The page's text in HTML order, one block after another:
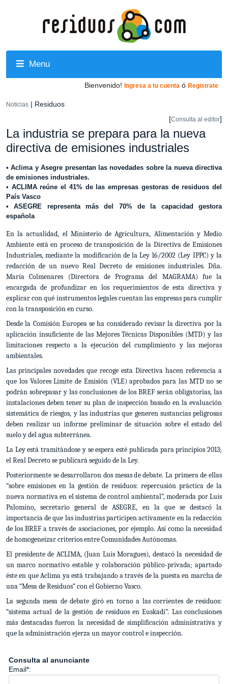
Menu
Bienvenido! Ingresa a tu cuenta ó Registrate
Noticias | Residuos
[Consulta al editor]
La industria se prepara para la nueva
directiva de emisiones industriales
• Aclima y Asegre presentan las novedades sobre la nueva directiva
de emisiones industriales.
• ACLIMA reúne el 41% de las empresas gestoras de residuos del
País Vasco
• ASEGRE representa más del 70% de la capacidad gestora
española
En la actualidad, el Ministerio de Agricultura, Alimentación y Medio
Ambiente está en proceso de transposición de la Directiva de Emisiones
Industriales, mediante la modificación de la Ley 16/2002 (Ley IPPC) y la
redacción de un nuevo Real Decreto de emisiones industriales. Dña.
María Colmenares (Directora de Programa del MAGRAMA) fue la
encargada de profundizar en los requerimientos de esta directiva y
explicar con qué instrumentos legales cuentan las empresas para cumplir
con la transposición en curso.
Desde la Comisión Europea se ha considerado revisar la directiva por la
aplicación insuficiente de las Mejores Técnicas Disponibles (MTD) y las
limitaciones respecto a la ejecución del cumplimiento y las mejoras
ambientales.
Las principales novedades que recoge esta Directiva hacen referencia a
que los Valores Límite de Emisión (VLE) aprobados para las MTD no se
podrán sobrepasar y las conclusiones de los BREF serán obligatorias, las
instalaciones deben tener su plan de inspección basado en la evaluación
sistemática de riesgos, y las industrias que generen sustancias peligrosas
deben realizar un informe preliminar de situación sobre el estado del
suelo y del agua subterránea.
La Ley está tramitándose y se espera esté publicada para principios 2013;
el Real Decreto se publicará seguido de la Ley.
Posteriormente se desarrollaron dos mesas de debate. La primera de ellas
“sobre emisiones en la gestión de residuos: repercusión práctica de la
nueva normativa en el sistema de control ambiental”, moderada por Luis
Palomino, secretario general de ASEGRE, en la que se destacó la
importancia de que las industrias participen activamente en la redacción
de los BREF a través de asociaciones, por ejemplo. Así como la necesidad
de homogeneizar criterios entre Comunidades Autónomas.
El presidente de ACLIMA, (Juan Luis Moragues), destacó la necesidad de
un marco normativo estable y colaboración público-privada; apartado
éste en que Aclima ya está trabajando a través de la puesta en marcha de
una “Mesa de Residuos” con el Gobierno Vasco.
La segunda mesa de debate giró en torno a las corrientes de residuos:
“sistema actual de la gestión de residuos en Euskadi”. Las conclusiones
más destacadas fueron la necesidad de simplificación administrativa y
que la administración ejerza un mayor control e inspección.
Consulta al anunciante
Email*: